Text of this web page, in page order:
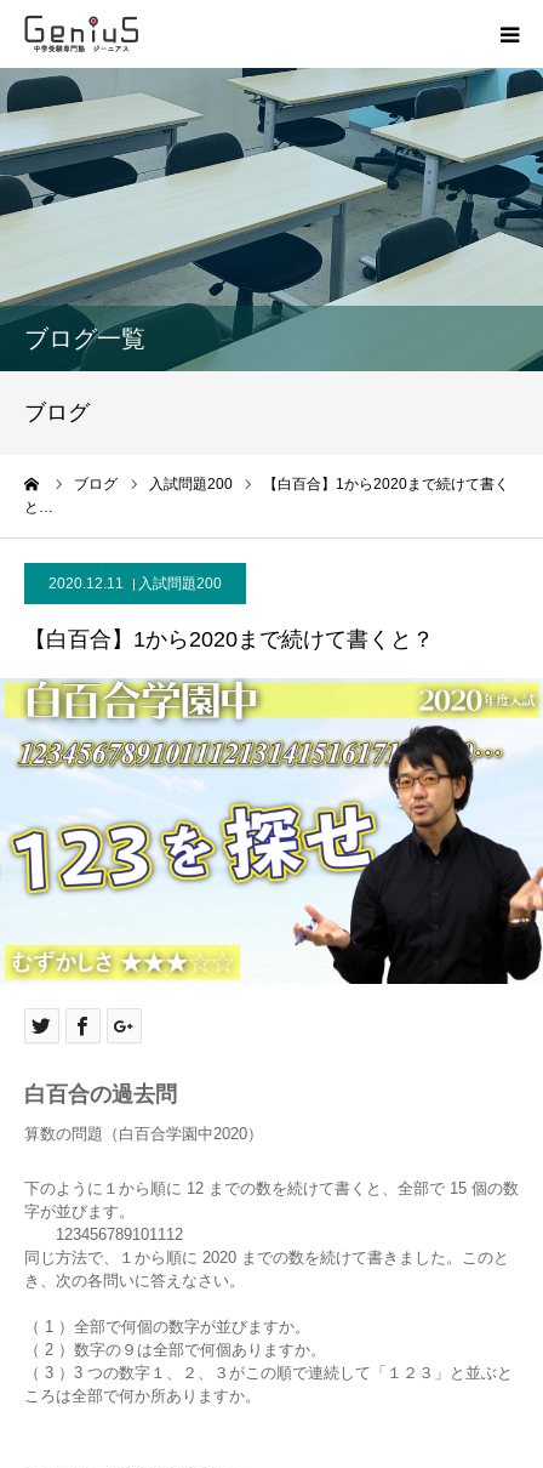
ブログ一覧
ブログ
ブログ 入試問題200
【白百合】1から2020まで続けて書く
と…
2020.12.11 入試問題200
【白百合】1から2020まで続けて書くと？
白百合の過去問
算数の問題（白百合学園中2020）
下のように１から順に 12 までの数を続けて書くと、全部で 15 個の数
字が並びます。
123456789101112
同じ方法で、１から順に 2020 までの数を続けて書きました。このと
き、次の各問いに答えなさい。
（ 1 ）全部で何個の数字が並びますか。
（ 2 ）数字の９は全部で何個ありますか。
（ 3 ）3 つの数字１、２、３がこの順で連続して「１２３」と並ぶと
ころは全部で何か所ありますか。
授業
志望校別特訓
模試